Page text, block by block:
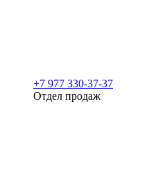
+7 977 330-37-37
Отдел продаж